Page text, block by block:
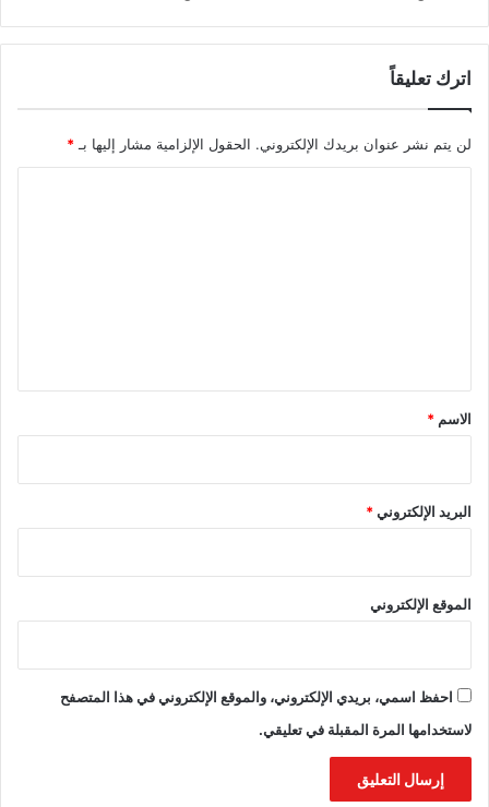
اترك تعليقاً
لن يتم نشر عنوان بريدك الإلكتروني. الحقول الإلزامية مشار إليها بـ *
*
الاسم *
البريد الإلكتروني*
الموقع الإلكتروني
احفظ اسمي، بريدي الإلكتروني، والموقع الإلكتروني في هذا المتصفح
لاستخدامها المرة المقبلة في تعليقي.